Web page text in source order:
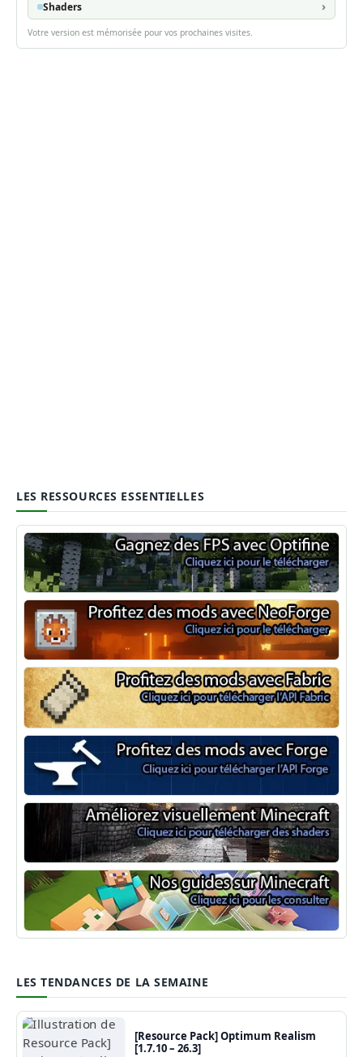
Shaders
Votre version est mémorisée pour vos prochaines visites.
LES RESSOURCES ESSENTIELLES
Optifine
NeoForge
Minecraft Fabric
Minecraft Forge
Shaders Minecraft
Guide Minecraft
LES TENDANCES DE LA SEMAINE
[Resource Pack] Optimum Realism
[1.7.10 – 26.3]